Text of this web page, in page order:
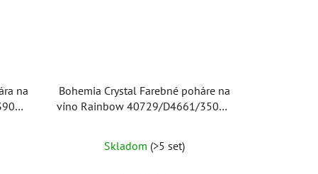
na
Bohemia Crystal Farebné poháre na
víno Rainbow 40729/D4661/350ml
hodnotenie
Skladom (>5 set)